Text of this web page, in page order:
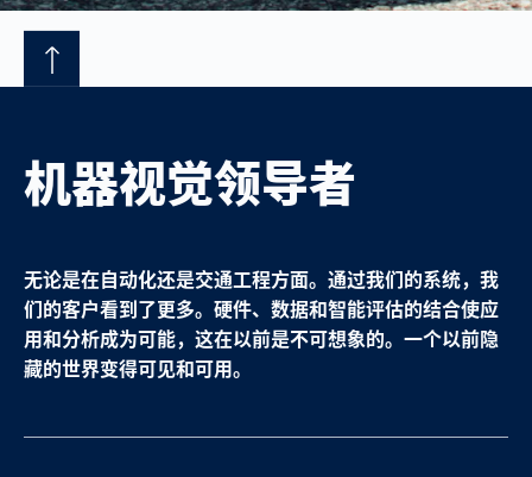
机器视觉领导者
无论是在自动化还是交通工程方面。通过我们的系统，我
们的客户看到了更多。硬件、数据和智能评估的结合使应
用和分析成为可能，这在以前是不可想象的。一个以前隐
藏的世界变得可见和可用。